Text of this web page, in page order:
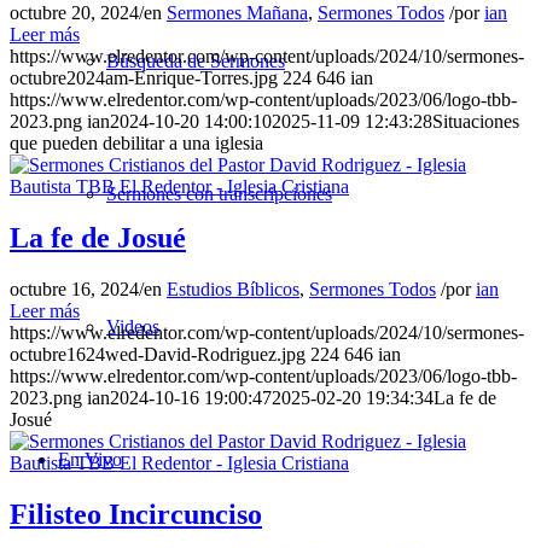
Búsqueda de Sermones
Sermones con transcripciones
Videos
En Vivo
octubre 20, 2024/en Sermones Mañana, Sermones Todos /porian
Leer más
https://www.elredentor.com/wp-content/uploads/2024/10/sermones-
octubre2024am-Enrique-Torres.jpg 224 646 ian
https://www.elredentor.com/wp-content/uploads/2023/06/logo-tbb-
2023.png ian2024-10-20 14:00:102025-11-09 12:43:28Situaciones
que pueden debilitar a una iglesia
La fe de Josué
octubre 16, 2024/en Estudios Bíblicos, Sermones Todos /porian
Leer más
https://www.elredentor.com/wp-content/uploads/2024/10/sermones-
octubre1624wed-David-Rodriguez.jpg 224 646 ian
https://www.elredentor.com/wp-content/uploads/2023/06/logo-tbb-
2023.png ian2024-10-16 19:00:472025-02-20 19:34:34La fe de
Josué
Filisteo Incircunciso